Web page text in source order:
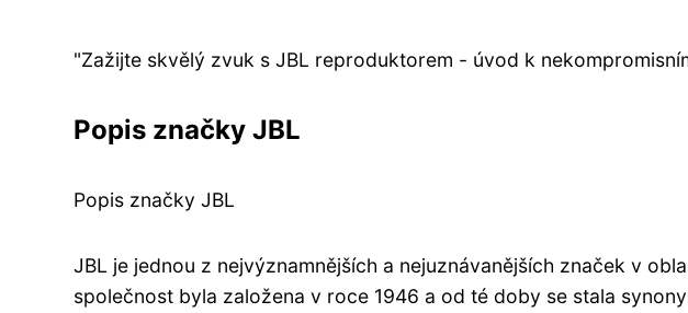
"Zažijte skvělý zvuk s JBL reproduktorem - úvod k
Popis značky JBL
Popis značky JBL
JBL je jednou z nejvýznamnějších a nejuznávanějších značek v
společnost byla založena v roce 1946 a od té doby se stala